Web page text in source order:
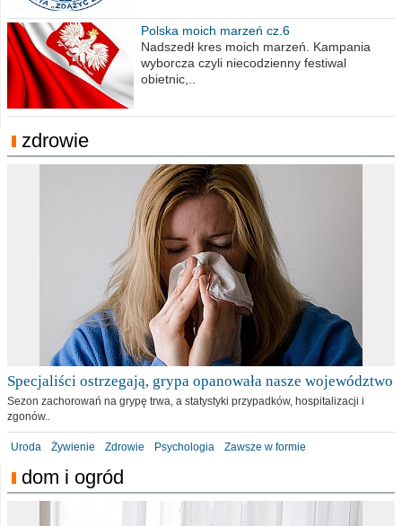
Polska moich marzeń cz.6
Nadszedł kres moich marzeń. Kampania
wyborcza czyli niecodzienny festiwal
obietnic,..
zdrowie
Specjaliści ostrzegają, grypa opanowała nasze województwo
Sezon zachorowań na grypę trwa, a statystyki przypadków, hospitalizacji i
zgonów..
Uroda Żywienie Zdrowie Psychologia Zawsze w formie
dom i ogród